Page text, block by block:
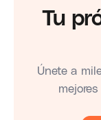
Tu
Únete a